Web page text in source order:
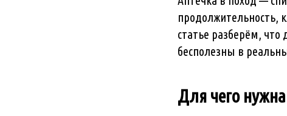
продолжительность,
статье разберём,
бесполезны в
Для чего